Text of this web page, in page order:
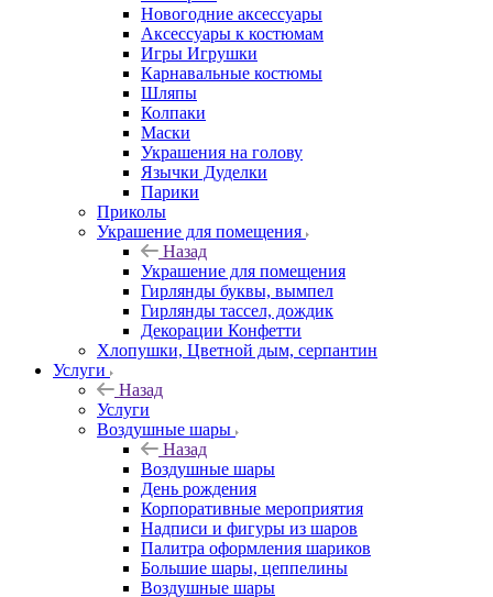
Новогодние аксессуары
Аксессуары к костюмам
Игры Игрушки
Карнавальные костюмы
Шляпы
Колпаки
Маски
Украшения на голову
Язычки Дуделки
Парики
Приколы
Украшение для помещения
Назад
Украшение для помещения
Гирлянды буквы, вымпел
Гирлянды тассел, дождик
Декорации Конфетти
Хлопушки, Цветной дым, серпантин
Услуги
Назад
Услуги
Воздушные шары
Назад
Воздушные шары
День рождения
Корпоративные мероприятия
Надписи и фигуры из шаров
Палитра оформления шариков
Большие шары, цеппелины
Воздушные шары